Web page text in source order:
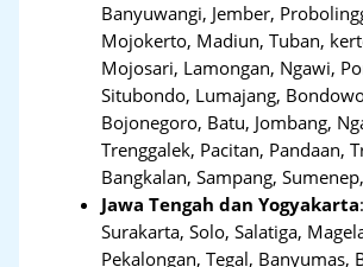
Banyuwangi, Jember,
Mojokerto, Madiun, Tuban,
Mojosari, Lamongan, Ngawi,
Situbondo, Lumajang,
Bojonegoro, Batu, Jombang,
Trenggalek, Pacitan, Pandaan,
Bangkalan, Sampang,
Jawa Tengah dan Yogyakarta
Surakarta, Solo, Salatiga,
Pekalongan, Tegal, Banyumas,